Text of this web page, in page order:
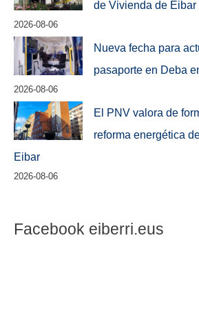
de Vivienda de Eibar
2026-08-06
Nueva fecha para
pasaporte en Deba
2026-08-06
El PNV valora de
reforma energética
Eibar
2026-08-06
Facebook eiberri.eus